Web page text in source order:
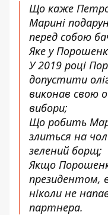
Що каже
Марині
перед собою
Яке у
У 2019 році
допустити
виконав свою
вибори;
Що робить
злиться на
зелений борщ;
Якщо
президентом,
ніколи не
партнера.